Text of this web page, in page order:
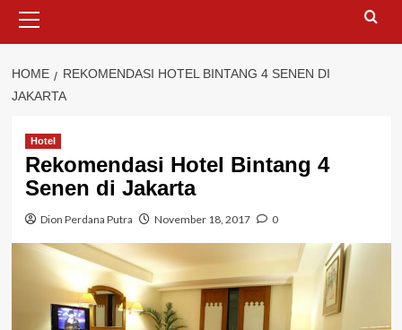
Menu
HOME
REKOMENDASI HOTEL BINTANG 4 SENEN DI
JAKARTA
Hotel
Rekomendasi Hotel Bintang 4
Senen di Jakarta
Dion Perdana Putra November 18, 2017 0